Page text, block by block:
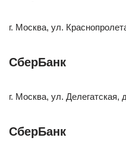
г. Москва, ул.
СберБанк
г. Москва, ул. Делегатская,
СберБанк